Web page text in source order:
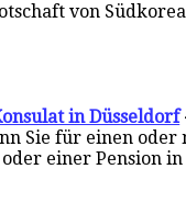
von
in Düsseldorf
Sie für einen oder
einer Pension